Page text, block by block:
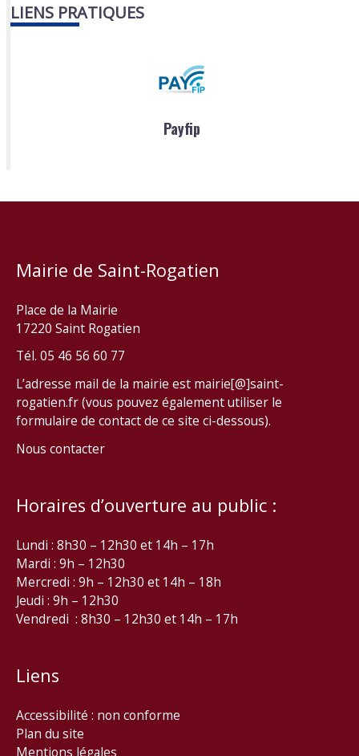
LIENS PRATIQUES
Payfip
Mairie de Saint-Rogatien
Place de la Mairie
17220 Saint Rogatien
Tél. 05 46 56 60 77
L’adresse mail de la mairie est mairie[@]saint-
rogatien.fr (vous pouvez également utiliser le
formulaire de contact de ce site ci-dessous).
Nous contacter
Horaires d’ouverture au public :
Lundi : 8h30 – 12h30 et 14h – 17h
Mardi : 9h – 12h30
Mercredi : 9h – 12h30 et 14h – 18h
Jeudi : 9h – 12h30
Vendredi : 8h30 – 12h30 et 14h – 17h
Liens
Accessibilité : non conforme
Plan du site
Mentions légales